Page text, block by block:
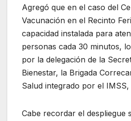
Agregó que en el caso del
Vacunación en el Recinto
capacidad instalada para
personas cada 30 minutos,
por la delegación de la
Bienestar, la Brigada
Salud integrado por el
Cabe recordar el despliegue